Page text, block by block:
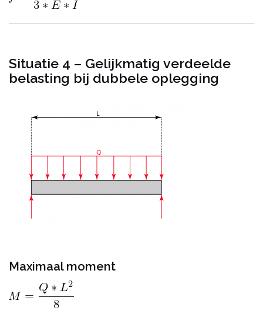
Situatie 4 – Gelijkmatig verdeelde
belasting bij dubbele oplegging
Maximaal moment